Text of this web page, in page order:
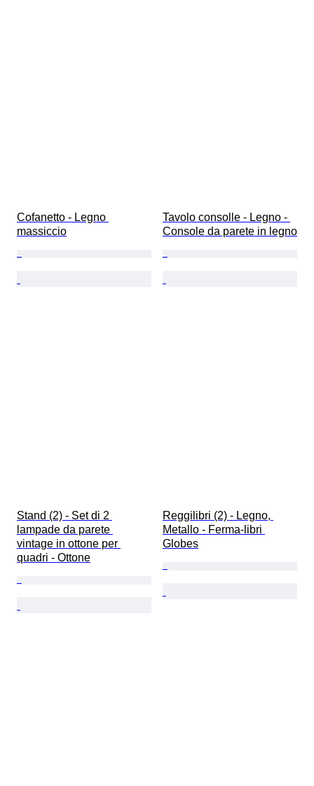
Cofanetto - Legno
massiccio
Tavolo consolle - Legno -
Console da parete in legno
Stand (2) - Set di 2
lampade da parete
vintage in ottone per
quadri - Ottone
Reggilibri (2) - Legno,
Metallo - Ferma-libri
Globes